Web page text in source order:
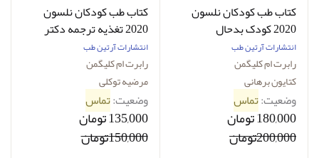
کتاب طب کودکان نلسون
2020 کودک بدحال
-نویسنده رابرت.ام .کلیگمن
-ترجمه دکتر کتایون برهانی
انتشارات آرتین طب
رابرت ام کلیگمن
کتایون برهانی
وضعیت:تماس
180,000 تومان
200,000تومان
کتاب طب کودکان نلسون
2020 تغذیه ترجمه دکتر
مرضیه توکل
انتشارات آرتین طب
رابرت ام کلیگمن
مرضیه توکلی
وضعیت:تماس
135,000 تومان
150,000تومان